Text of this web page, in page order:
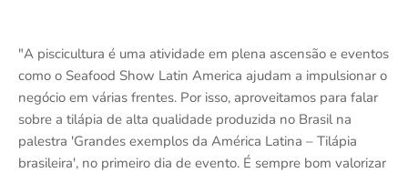
"A piscicultura é uma atividade em plena ascensão e eventos
como o Seafood Show Latin America ajudam a impulsionar o
negócio em várias frentes. Por isso, aproveitamos para falar
sobre a tilápia de alta qualidade produzida no Brasil na
palestra 'Grandes exemplos da América Latina – Tilápia
brasileira', no primeiro dia de evento. É sempre bom valorizar